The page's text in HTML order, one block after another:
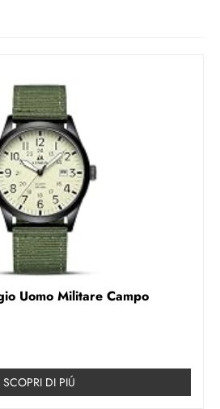
Uomo Militare Campo
SCOPRI DI PIÚ